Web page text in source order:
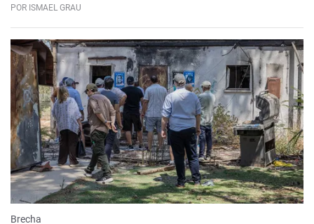
POR ISMAEL GRAU
Brecha